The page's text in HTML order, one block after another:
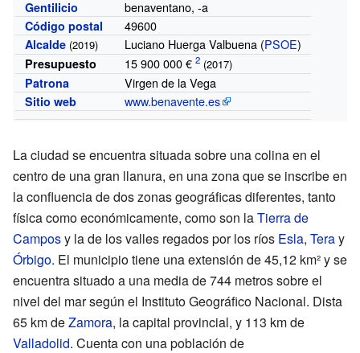
Gentilicio benaventano, -a
Código postal 49600
Alcalde (2019) Luciano Huerga Valbuena (PSOE)
Presupuesto 15 900 000 € (2017)
Patrona Virgen de la Vega
Sitio web www.benavente.es
La ciudad se encuentra situada sobre una colina en el
centro de una gran llanura, en una zona que se inscribe en
la confluencia de dos zonas geográficas diferentes, tanto
física como económicamente, como son laTierra de
Camposy la de los valles regados por los ríos Esla, Teray
Órbigo. El municipio tiene una extensión de 45,12 km² y se
encuentra situado a una media de 744 metros sobre el
nivel del mar según el Instituto Geográfico Nacional. Dista
65 km deZamora, la capital provincial, y 113 km de
Valladolid. Cuenta con una población de